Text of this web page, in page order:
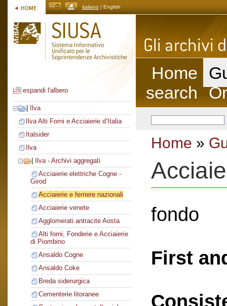
italiano | English
espandi l'albero
Ilva
Ilva Alti Forni e Acciaierie d’Italia
Italsider
Ilva
Ilva - Archivi aggregati
Acciaierie elettriche Cogne -
Girod
Acciaierie e ferriere nazionali
Acciaierie venete
Agglomerati antracite Aosta
Alti forni, Fonderie e Acciaierie
di Piombino
Ansaldo Cogne
Ansaldo Coke
Breda siderurgica
Cementerie litoranee
Home
search
Home »
fondo
First